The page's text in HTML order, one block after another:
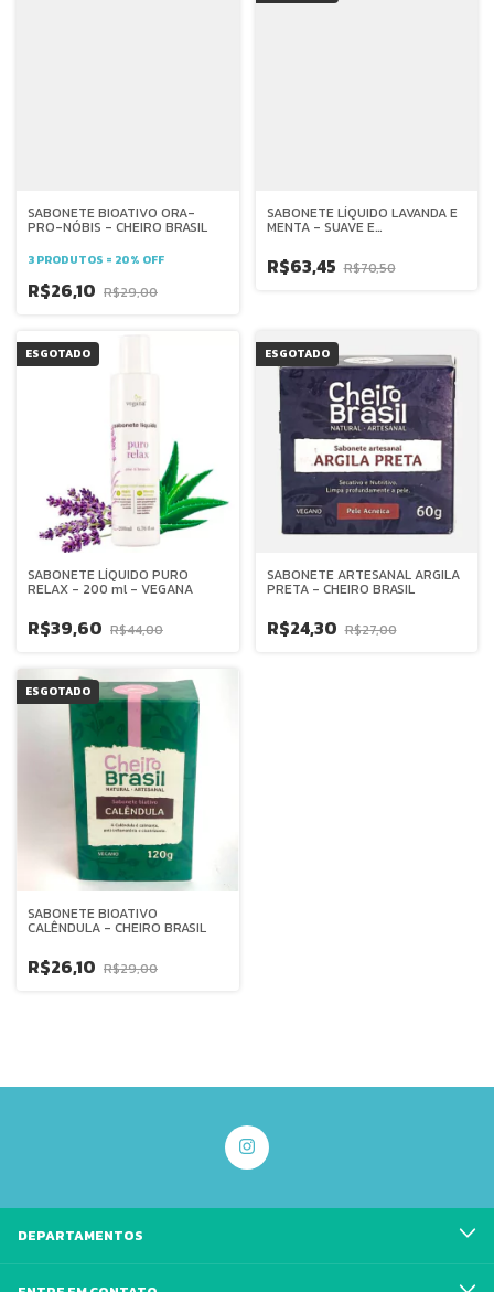
SABONETE BIOATIVO ORA-
PRO-NÓBIS - CHEIRO BRASIL
3 PRODUTOS = 20% OFF
R$26,10 R$29,00
SABONETE LÍQUIDO LAVANDA E
MENTA - SUAVE E
PARABENOS, PETROLATOS,
TRICLOSAN 500ML
R$63,45 R$70,50
ESGOTADO
SABONETE LÍQUIDO PURO
RELAX - 200 ml - VEGANA
R$39,60 R$44,00
ESGOTADO
SABONETE ARTESANAL ARGILA
PRETA - CHEIRO BRASIL
R$24,30 R$27,00
ESGOTADO
SABONETE BIOATIVO
CALÊNDULA - CHEIRO BRASIL
R$26,10 R$29,00
DEPARTAMENTOS